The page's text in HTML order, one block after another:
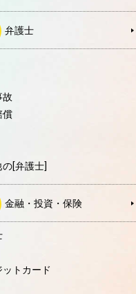
弁護士
故
償
の[弁護士]
金融・投資・保険
ットカード